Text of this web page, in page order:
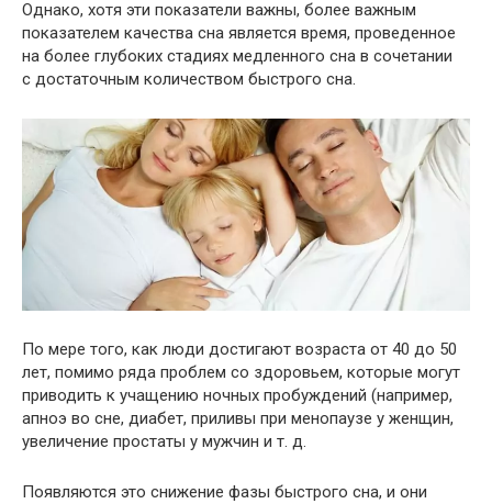
Однако, хотя эти показатели важны, более важным
показателем качества сна является время, проведенное
на более глубоких стадиях медленного сна в сочетании
с достаточным количеством быстрого сна.
По мере того, как люди достигают возраста от 40 до 50
лет, помимо ряда проблем со здоровьем, которые могут
приводить к учащению ночных пробуждений (например,
апноэ во сне, диабет, приливы при менопаузе у женщин,
увеличение простаты у мужчин и т. д.
Появляются это снижение фазы быстрого сна, и они